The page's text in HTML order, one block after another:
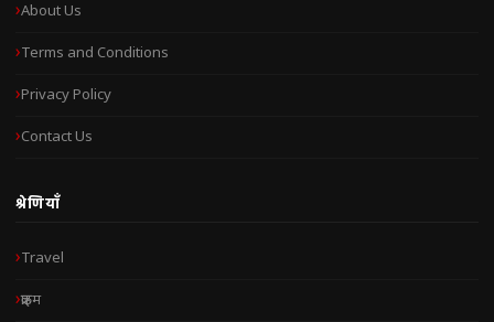
About Us
Terms and Conditions
Privacy Policy
Contact Us
श्रेणियाँ
Travel
क्राइम